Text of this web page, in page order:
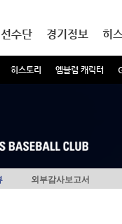
히스토리 엠블럼 캐릭터
선수단 경기정보 히
외부감사보고서